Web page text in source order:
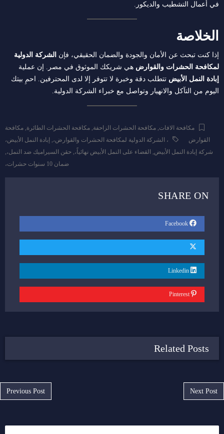
في أعمال التشطيب والديكور.
الخلاصة
إذا كنت تبحث عن الأمان والجودة والضمان الحقيقي، فإن الشركة الدولية
لمكافحة الحشرات والقوارض هي شريكك الموثوق في مصر. إن عملية
إبادة النمل الأبيض تتطلب دقة وخبرة لا تتوفر إلا لدى المحترفين. احمِ بيتك
اليوم من التآكل والانهيار وتواصل مع خبراء الشركة الدولية.
مكافحة الافات, مكافحة الحشرات الزاحفة, مكافحة الحشرات الطائرة, مكافحة
القوارض
، الشركة الدولية لمكافحة الحشرات والقوارض،, إبادة النمل الأبيض،
شركة إبادة النمل الأبيض, القضاء على النمل الأبيض نهائياً،, حقن السيراميك ضد النمل،,
ضمان 10 سنوات حشرات،
SHARE ON
Related Posts
Post navigation
Previous Post Next Post